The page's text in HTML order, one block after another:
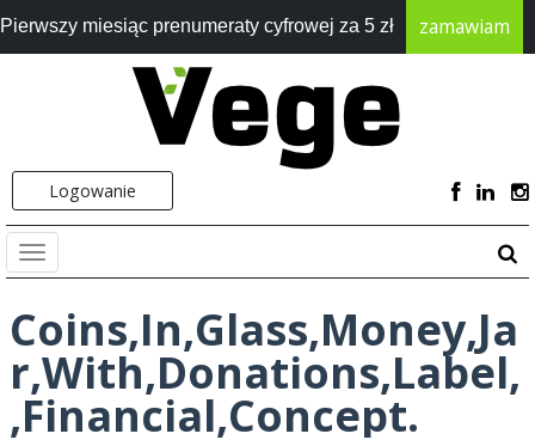
Pierwszy miesiąc prenumeraty cyfrowej za 5 zł zamawiam
Logowanie
Coins,In,Glass,Money,Ja
r,With,Donations,Label,
,Financial,Concept.